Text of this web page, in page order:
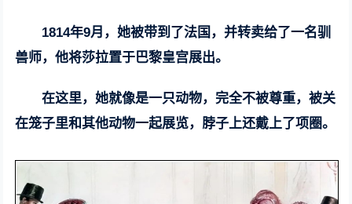
1814年9月，她被带到了法国，并转卖给了一名驯
兽师，他将莎拉置于巴黎皇宫展出。
在这里，她就像是一只动物，完全不被尊重，被关
在笼子里和其他动物一起展览，脖子上还戴上了项圈。